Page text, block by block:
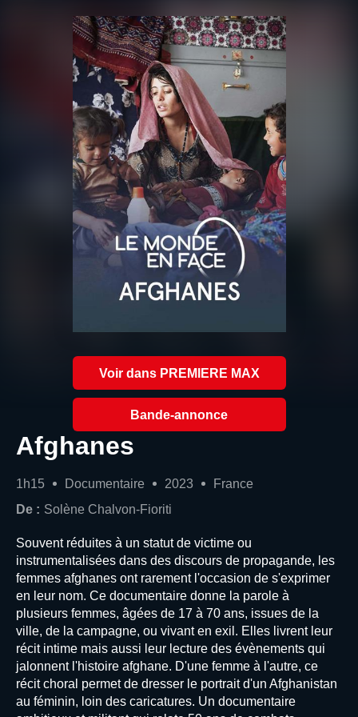
Voir dans PREMIERE MAX
Bande-annonce
Afghanes
1h15 Documentaire 2023
France
De : Solène Chalvon-Fioriti
Souvent réduites à un statut de victime ou
instrumentalisées dans des discours de propagande, les
femmes afghanes ont rarement l'occasion de s'exprimer
en leur nom. Ce documentaire donne la parole à
plusieurs femmes, âgées de 17 à 70 ans, issues de la
ville, de la campagne, ou vivant en exil. Elles livrent leur
récit intime mais aussi leur lecture des évènements qui
jalonnent l'histoire afghane. D'une femme à l'autre, ce
récit choral permet de dresser le portrait d'un Afghanistan
au féminin, loin des caricatures. Un documentaire